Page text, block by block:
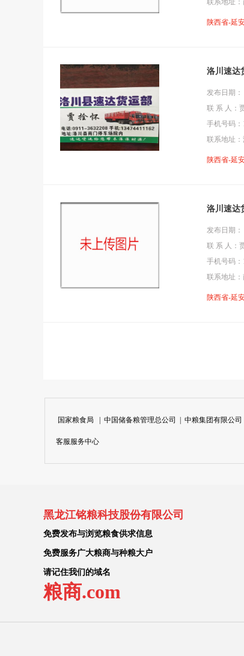
联系地址
陕西省-延
洛川速达
发布日期：
联 系 人：
手机号码：
联系地址
陕西省-延
洛川速达
发布日期：
联 系 人：
手机号码：
联系地址
陕西省-延
国家粮食局 中国储备粮管理总公司 中粮集团有限公司
客服服务中心
黑龙江铭粮科技股份有限公司
免费发布与浏览粮食供求信息
免费服务广大粮商与种粮大户
请记住我们的域名
粮商.com